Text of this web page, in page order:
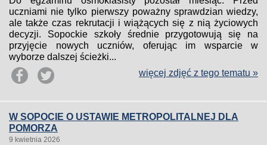
uczniami nie tylko pierwszy poważny sprawdzian wiedzy,
ale także czas rekrutacji i wiążących się z nią życiowych
decyzji. Sopockie szkoły średnie przygotowują się na
przyjęcie nowych uczniów, oferując im wsparcie w
wyborze dalszej ścieżki...
więcej zdjęć z tego tematu »
W SOPOCIE O USTAWIE METROPOLITALNEJ DLA
POMORZA
9 kwietnia 2026